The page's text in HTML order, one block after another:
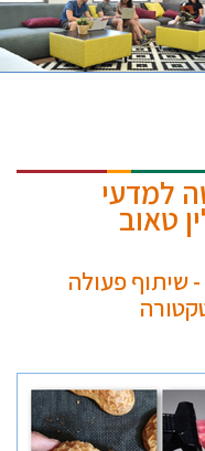
למדעי
טאוב
קורס Matter of Perspective - שיתוף פעולה